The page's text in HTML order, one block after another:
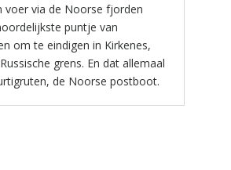
voer via de Noorse fjorden
puntje van
om te eindigen in Kirkenes,
grens. En dat allemaal
de Noorse postboot.